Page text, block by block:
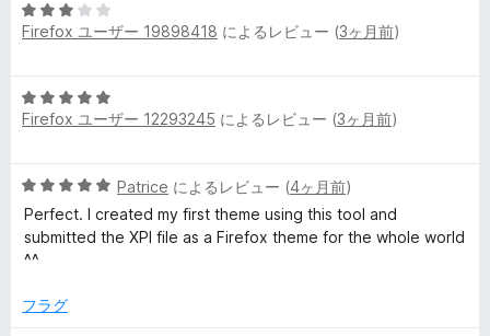
5
の
5
段
3
の
Firefox ユーザー 19898418 によるレビュー (3ヶ月前)
5
段
5
の
評
価
Firefox ユーザー 12293245 によるレビュー (3ヶ月前)
5
段
階
中
の
Patrice によるレビュー (4ヶ月前)
Perfect. I created my first theme using this tool and
submitted the XPI file as a Firefox theme for the whole world
^^
フラグ